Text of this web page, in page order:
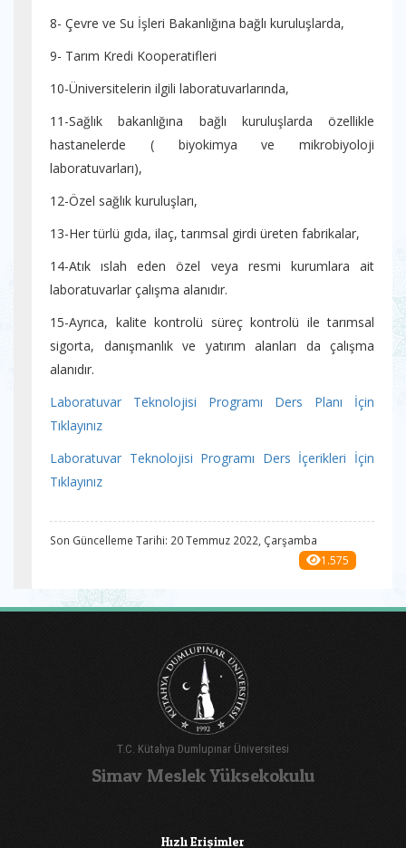
8- Çevre ve Su İşleri Bakanlığına bağlı kuruluşlarda,
9- Tarım Kredi Kooperatifleri
10-Üniversitelerin ilgili laboratuvarlarında,
11-Sağlık bakanlığına bağlı kuruluşlarda özellikle
hastanelerde ( biyokimya ve mikrobiyoloji
laboratuvarları),
12-Özel sağlık kuruluşları,
13-Her türlü gıda, ilaç, tarımsal girdi üreten fabrikalar,
14-Atık ıslah eden özel veya resmi kurumlara ait
laboratuvarlar çalışma alanıdır.
15-Ayrıca, kalite kontrolü süreç kontrolü ile tarımsal
sigorta, danışmanlık ve yatırım alanları da çalışma
alanıdır.
Laboratuvar Teknolojisi Programı Ders Planı İçin
Tıklayınız
Laboratuvar Teknolojisi Programı Ders İçerikleri İçin
Tıklayınız
Son Güncelleme Tarihi: 20 Temmuz 2022, Çarşamba
1.575
T.C. Kütahya Dumlupınar Üniversitesi
Simav Meslek Yüksekokulu
Hızlı Erişimler